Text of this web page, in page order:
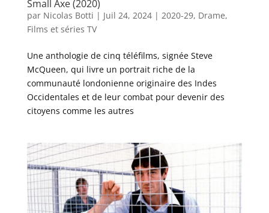
Small Axe (2020)
par Nicolas Botti | Juil 24, 2024| 2020-29, Drame,
Films et séries TV
Une anthologie de cinq téléfilms, signée Steve
McQueen, qui livre un portrait riche de la
communauté londonienne originaire des Indes
Occidentales et de leur combat pour devenir des
citoyens comme les autres